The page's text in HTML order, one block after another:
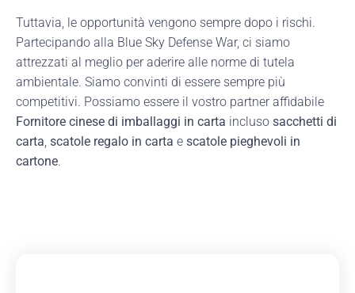
Tuttavia, le opportunità vengono sempre dopo i rischi.
Partecipando alla Blue Sky Defense War, ci siamo
attrezzati al meglio per aderire alle norme di tutela
ambientale. Siamo convinti di essere sempre più
competitivi. Possiamo essere il vostro partner affidabile
Fornitore cinese di imballaggi in carta incluso sacchetti di
carta, scatole regalo in carta e scatole pieghevoli in
cartone.